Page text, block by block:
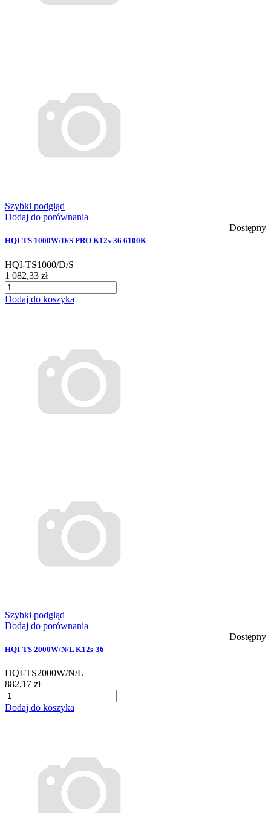
Szybki podgląd
Dodaj do porównania
Dostępny
HQI-TS 1000W/D/S PRO K12s-36 6100K
HQI-TS1000/D/S
1 082,33 zł
Dodaj do koszyka
Szybki podgląd
Dodaj do porównania
Dostępny
HQI-TS 2000W/N/L K12s-36
HQI-TS2000W/N/L
882,17 zł
Dodaj do koszyka